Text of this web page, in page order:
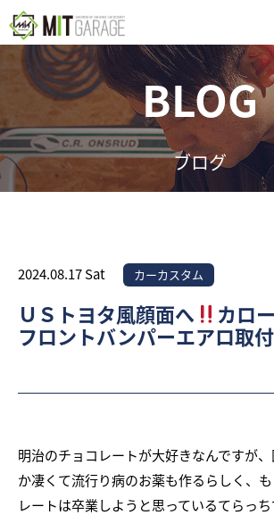
BLOG
ブログ
2024.08.17 Sat カーカスタム
ＵＳトヨタ風顔面へ カロ
フロントバンパーエアロ取付
明治のチョコレートが大好きなんですが
か凄くて流行り病のお薬も作るらしく、
レートは卒業しようと思っているてらっち